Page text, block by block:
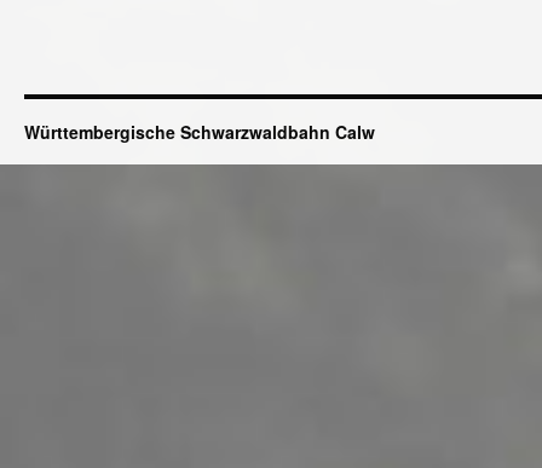
Württembergische Schwarzwaldbahn Calw